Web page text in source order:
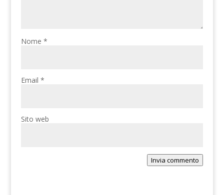
Nome*
Email*
Sito web
Invia commento